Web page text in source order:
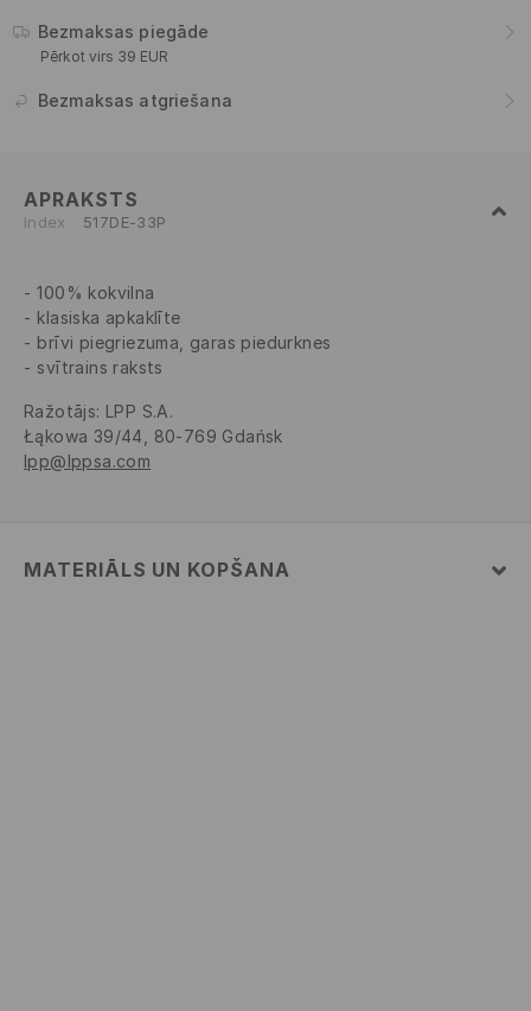
Bezmaksas piegāde
Pērkot virs 39 EUR
Bezmaksas atgriešana
APRAKSTS
Index 517DE-33P
100% kokvilna
klasiska apkaklīte
brīvi piegriezuma, garas piedurknes
svītrains raksts
Ražotājs: LPP S.A.
Łąkowa 39/44, 80-769 Gdańsk
lpp@lppsa.com
MATERIĀLS UN KOPŠANA